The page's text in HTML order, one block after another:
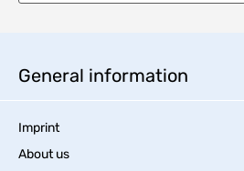
General information
Imprint
About us